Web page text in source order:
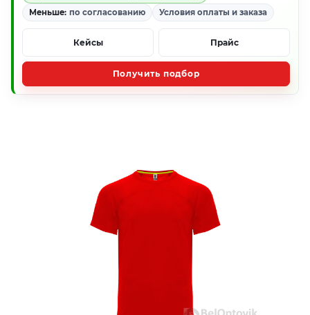
Меньше: по согласованию Условия оплаты и заказа
Кейсы Прайс
Получить подбор